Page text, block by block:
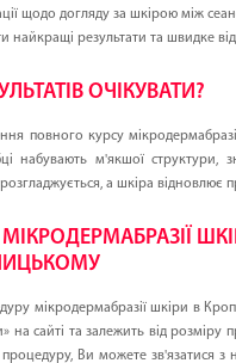
щодо догляду за шкірою між
найкращі результати та швидке
ОЧІКУВАТИ?
повного курсу
набувають м'якшої структури,
а шкіра відновлює
МІКРОДЕРМАБРАЗІЇ
мікродермабразії шкіри в
на сайті та залежить від
процедуру, Ви можете зв'язатися з